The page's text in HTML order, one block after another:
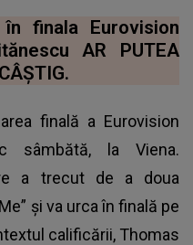
finala Eurovision
AR PUTEA
finală a Eurovision
sâmbătă, la Viena.
a trecut de a doua
și va urca în finală pe
calificării, Thomas